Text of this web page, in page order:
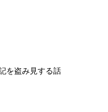
を盗み見する話